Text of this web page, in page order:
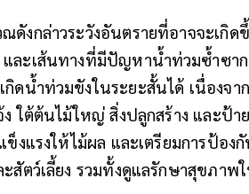
งกล่าวระวังอันตรายที่อาจจะเกิด
ละเส้นทางที่มีปัญหาน้ำท่วมซ้ำซา
กิดน้ำท่วมขังในระยะสั้นได้ เนื่องจา
ง ใต้ต้นไม้ใหญ่ สิ่งปลูกสร้าง และป้
ข็งแรงให้ไม้ผล และเตรียมการป้อ
ะสัตว์เลี้ยง รวมทั้งดูแลรักษาสุขภา